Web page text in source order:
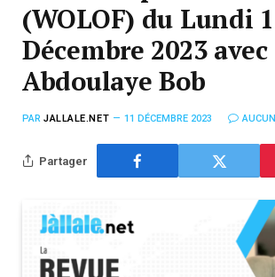
(WOLOF) du Lundi
Décembre 2023 avec
Abdoulaye Bob
PAR JALLALE.NET 11 DÉCEMBRE 2023
Partager